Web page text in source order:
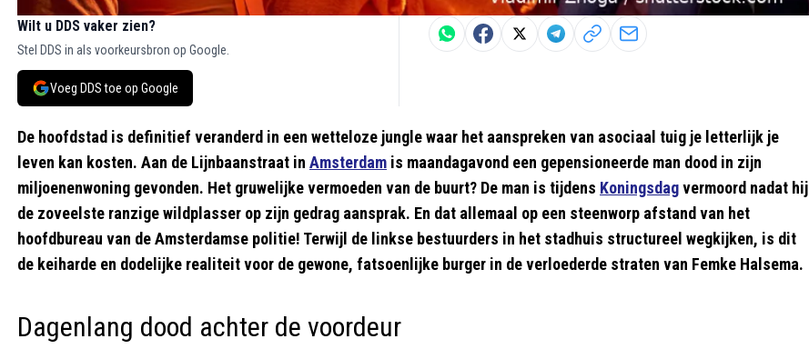
Wilt u DDS vaker zien?
Stel DDS in als voorkeursbron op Google.
Voeg DDS toe op Google
De hoofdstad is definitief veranderd in een wetteloze jungle waar het aanspreken van asociaal tuig je letterlijk je
leven kan kosten. Aan de Lijnbaanstraat in Amsterdam is maandagavond een gepensioneerde man dood in zijn
miljoenenwoning gevonden. Het gruwelijke vermoeden van de buurt? De man is tijdens Koningsdagvermoord nadat hij
de zoveelste ranzige wildplasser op zijn gedrag aansprak. En dat allemaal op een steenworp afstand van het
hoofdbureau van de Amsterdamse politie! Terwijl de linkse bestuurders in het stadhuis structureel wegkijken, is dit
de keiharde en dodelijke realiteit voor de gewone, fatsoenlijke burger in de verloederde straten van Femke Halsema.
Dagenlang dood achter de voordeur